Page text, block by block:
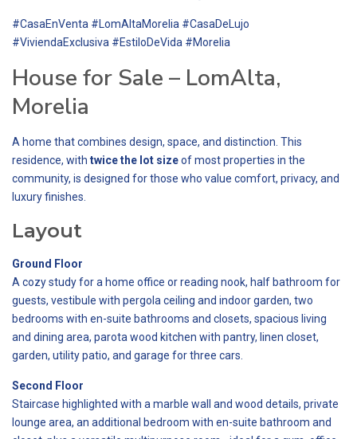
#CasaEnVenta #LomAltaMorelia #CasaDeLujo
#ViviendaExclusiva #EstiloDeVida #Morelia
House for Sale – LomAlta,
Morelia
A home that combines design, space, and distinction. This
residence, with twice the lot sizeof most properties in the
community, is designed for those who value comfort, privacy, and
luxury finishes.
Layout
Ground Floor
A cozy study for a home office or reading nook, half bathroom for
guests, vestibule with pergola ceiling and indoor garden, two
bedrooms with en-suite bathrooms and closets, spacious living
and dining area, parota wood kitchen with pantry, linen closet,
garden, utility patio, and garage for three cars.
Second Floor
Staircase highlighted with a marble wall and wood details, private
lounge area, an additional bedroom with en-suite bathroom and